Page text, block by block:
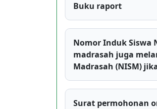
Buku raport
Nomor Induk Siswa
madrasah juga
Madrasah (NISM)
Surat permohonan